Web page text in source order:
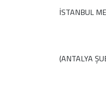
İSTANBUL
(ANTALYA